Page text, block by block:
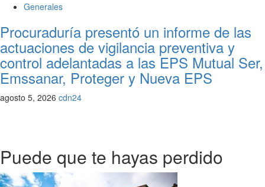
Generales
Procuraduría presentó un informe de las
actuaciones de vigilancia preventiva y
control adelantadas a las EPS Mutual Ser,
Emssanar, Proteger y Nueva EPS
agosto 5, 2026 cdn24
Puede que te hayas perdido